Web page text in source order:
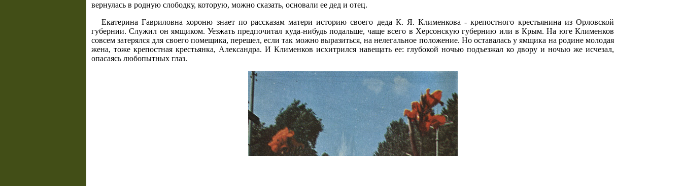
вернулась в родную слободку, которую, можно сказать, основали ее дед и отец.
Екатерина Гавриловна хороню знает по рассказам матери историю своего деда К. Я. Клименкова - крепостного крестьянина из Орловской
губернии. Служил он ямщиком. Уезжать предпочитал куда-нибудь подальше, чаще всего в Херсонскую губернию или в Крым. На юге Клименков
совсем затерялся для своего помещика, перешел, если так можно выразиться, на нелегальное положение. Но оставалась у ямщика на родине молодая
жена, тоже крепостная крестьянка, Александра. И Клименков исхитрился навещать ее: глубокой ночью подъезжал ко двору и ночью же исчезал,
опасаясь любопытных глаз.